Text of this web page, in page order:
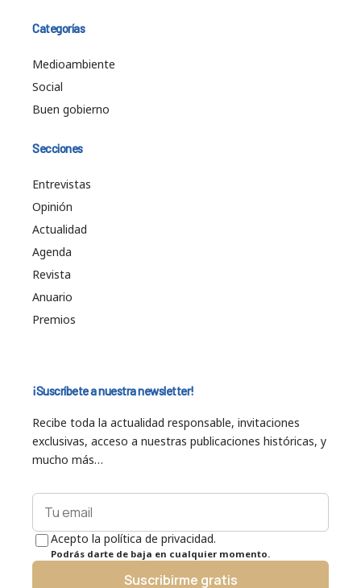
Categorías
Medioambiente
Social
Buen gobierno
Secciones
Entrevistas
Opinión
Actualidad
Agenda
Revista
Anuario
Premios
¡Suscríbete a nuestra newsletter!
Recibe toda la actualidad responsable, invitaciones
exclusivas, acceso a nuestras publicaciones históricas, y
mucho más…
Acepto la política de privacidad.
Podrás darte de baja en cualquier momento.
Suscribirme gratis